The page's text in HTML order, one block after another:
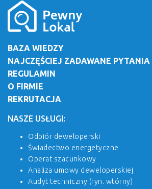
BAZA WIEDZY
NAJCZĘŚCIEJ ZADAWANE PYTANIA
REGULAMIN
O FIRMIE
REKRUTACJA
NASZE USŁUGI:
Odbiór deweloperski
Świadectwo energetyczne
Operat szacunkowy
Analiza umowy deweloperskiej
Audyt techniczny (ryn. wtórny)